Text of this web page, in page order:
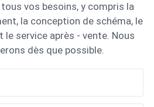
vos besoins, y compris la
la conception de schéma, le
service après - vente. Nous
dès que possible.